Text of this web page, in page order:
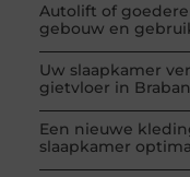
Autolift of
gebouw en
Uw slaapkamer
gietvloer in
Een nieuwe
slaapkamer